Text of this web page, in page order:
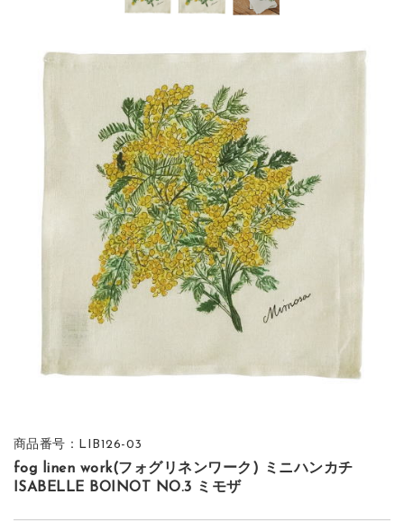
商品番号：LIB126-03
fog linen work(フォグリネンワーク) ミニハンカチ
ISABELLE BOINOT NO.3 ミモザ